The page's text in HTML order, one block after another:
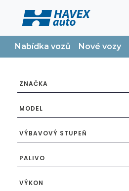
Nabídka vozů Nové vozy
ZNAČKA
MODEL
VÝBAVOVÝ STUPEŇ
PALIVO
VÝKON